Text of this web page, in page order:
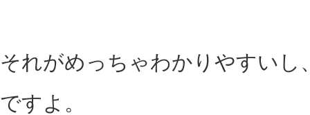
それがめっちゃわかりやすいし
ですよ。